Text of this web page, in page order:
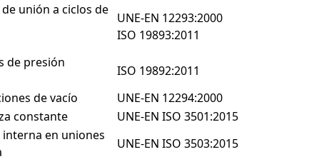
unión a ciclos de
UNE-EN 12293:2000
ISO 19893:2011
de presión
ISO 19892:2011
de vacío
UNE-EN 12294:2000
constante
UNE-EN ISO 3501:2015
en uniones
UNE-EN ISO 3503:2015